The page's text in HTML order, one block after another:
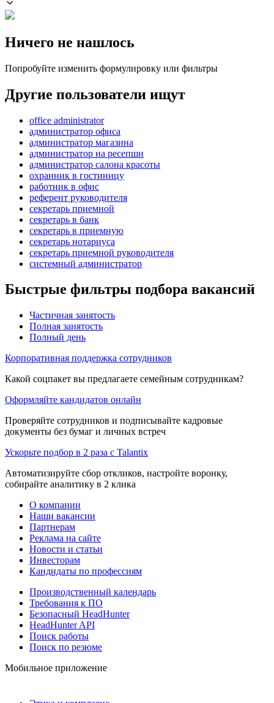
Ничего не нашлось
Попробуйте изменить формулировку или фильтры
Другие пользователи ищут
office administrator
администратор офиса
администратор магазина
администратор на ресепшн
администратор салона красоты
охранник в гостиницу
работник в офис
референт руководителя
секретарь приемной
секретарь в банк
секретарь в приемную
секретарь нотариуса
секретарь приемной руководителя
системный администратор
Быстрые фильтры подбора вакансий
Частичная занятость
Полная занятость
Полный день
Корпоративная поддержка сотрудников
Какой соцпакет вы предлагаете семейным сотрудникам?
Оформляйте кандидатов онлайн
Проверяйте сотрудников и подписывайте кадровые
документы без бумаг и личных встреч
Ускорьте подбор в 2 раза с Talantix
Автоматизируйте сбор откликов, настройте воронку,
собирайте аналитику в 2 клика
О компании
Наши вакансии
Партнерам
Реклама на сайте
Новости и статьи
Инвесторам
Кандидаты по профессиям
Производственный календарь
Требования к ПО
Безопасный HeadHunter
HeadHunter API
Поиск работы
Поиск по резюме
Мобильное приложение